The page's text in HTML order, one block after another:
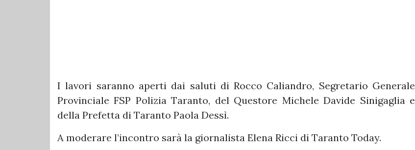
I lavori saranno aperti dai saluti di Rocco Caliandro, Segretario Generale
Provinciale FSP Polizia Taranto, del Questore Michele Davide Sinigaglia e
della Prefetta di Taranto Paola Dessì.
A moderare l’incontro sarà la giornalista Elena Ricci di Taranto Today.